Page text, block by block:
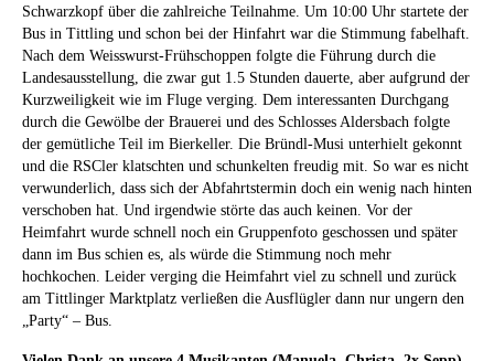
Schwarzkopf über die zahlreiche Teilnahme. Um 10:00 Uhr startete der
Bus in Tittling und schon bei der Hinfahrt war die Stimmung fabelhaft.
Nach dem Weisswurst-Frühschoppen folgte die Führung durch die
Landesausstellung, die zwar gut 1.5 Stunden dauerte, aber aufgrund der
Kurzweiligkeit wie im Fluge verging. Dem interessanten Durchgang
durch die Gewölbe der Brauerei und des Schlosses Aldersbach folgte
der gemütliche Teil im Bierkeller. Die Bründl-Musi unterhielt gekonnt
und die RSCler klatschten und schunkelten freudig mit. So war es nicht
verwunderlich, dass sich der Abfahrtstermin doch ein wenig nach hinten
verschoben hat. Und irgendwie störte das auch keinen. Vor der
Heimfahrt wurde schnell noch ein Gruppenfoto geschossen und später
dann im Bus schien es, als würde die Stimmung noch mehr
hochkochen. Leider verging die Heimfahrt viel zu schnell und zurück
am Tittlinger Marktplatz verließen die Ausflügler dann nur ungern den
„Party“ – Bus.